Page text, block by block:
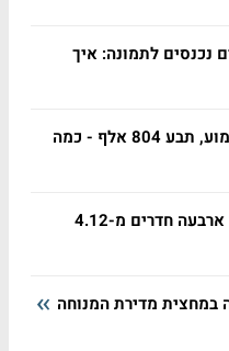
נכנסים לתמונה: איך
פוטר אחרי 29 שנה בלי שימוע, תבע 804 אלף - כמה
תל בנימין: באותו בניין ירדו ארבעה חדרים מ-4.12